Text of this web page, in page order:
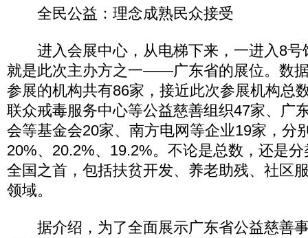
全民公益：理念成熟民众接受
进入会展中心，从电梯下来，一进入8号
就是此次主办方之一——广东省的展位。数
参展的机构共有86家，接近此次参展机构总
联众戒毒服务中心等公益慈善组织47家、广
会等基金会20家、南方电网等企业19家，分
20%、20.2%、19.2%。不论是总数，还是
全国之首，包括扶贫开发、养老助残、社区
领域。
据介绍，为了全面展示广东省公益慈善